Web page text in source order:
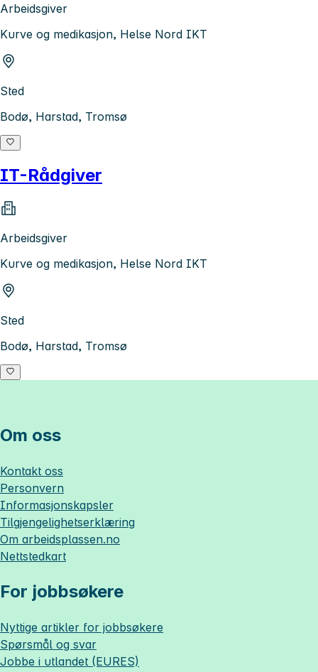
Arbeidsgiver
Kurve og medikasjon, Helse Nord IKT
Sted
Bodø, Harstad, Tromsø
IT-Rådgiver
Arbeidsgiver
Kurve og medikasjon, Helse Nord IKT
Sted
Bodø, Harstad, Tromsø
Om oss
Kontakt oss
Personvern
Informasjonskapsler
Tilgjengelighetserklæring
Om arbeidsplassen.no
Nettstedkart
For jobbsøkere
Nyttige artikler for jobbsøkere
Spørsmål og svar
Jobbe i utlandet (EURES)